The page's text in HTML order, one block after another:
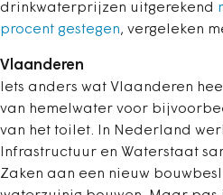
drinkwaterprijzen uitgerekend
procent gestegen, vergeleken
Vlaanderen
Iets anders wat Vlaanderen
van hemelwater voor
van het toilet. In Nederland
Infrastructuur en Waterstaat
Zaken aan een nieuw